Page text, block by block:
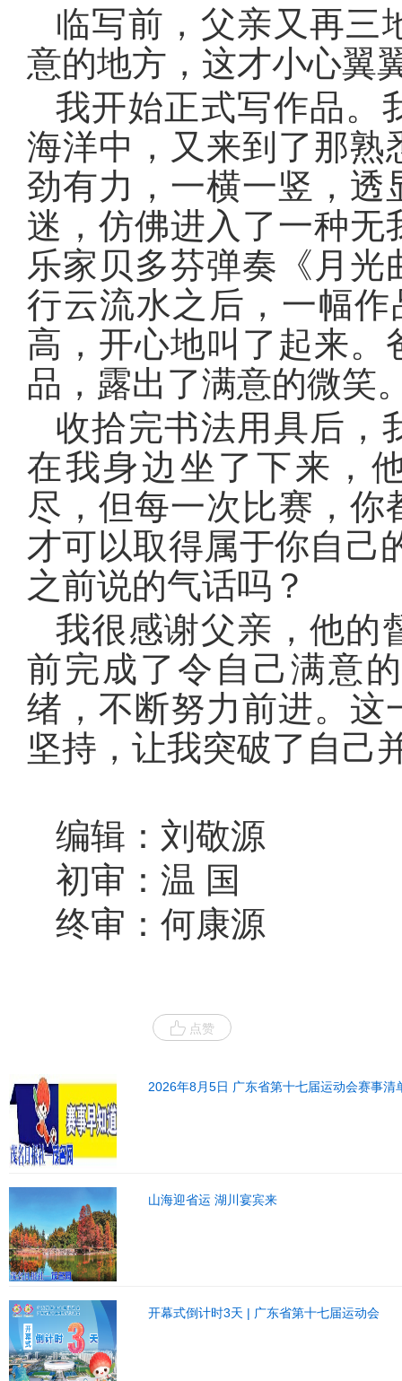
临写前，父亲又再三
意的地方，这才小心翼
我开始正式写作品。
海洋中，又来到了那熟
劲有力，一横一竖，透
迷，仿佛进入了一种
乐家贝多芬弹奏《月
行云流水之后，一幅作
高，开心地叫了起来
品，露出了满意的微笑
收拾完书法用具后，
在我身边坐了下来，
尽，但每一次比赛，
才可以取得属于你自己
之前说的气话吗？
我很感谢父亲，他的
前完成了令自己满意
绪，不断努力前进。这
坚持，让我突破了自己
编辑：刘敬源
初审：温 国
终审：何康源
点赞
2026年8月5日 广东省第十七届运动会赛事清
山海迎省运 湖川宴宾来
开幕式倒计时3天 | 广东省第十七届运动会